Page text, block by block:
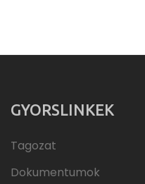
GYORSLINKEK
Tagozat
Dokumentumok